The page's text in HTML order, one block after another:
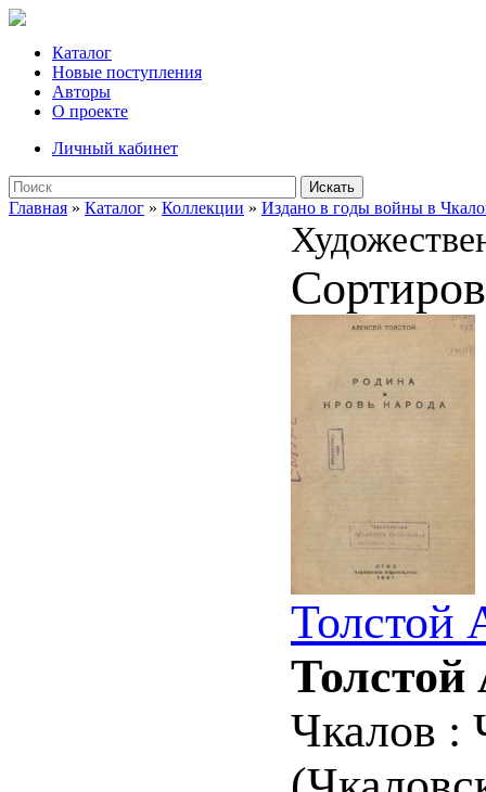
Каталог
Новые поступления
Авторы
О проекте
Личный кабинет
Искать
Главная » Каталог » Коллекции » Издано в годы войны в
Толстой
Толстой
Чкалов :